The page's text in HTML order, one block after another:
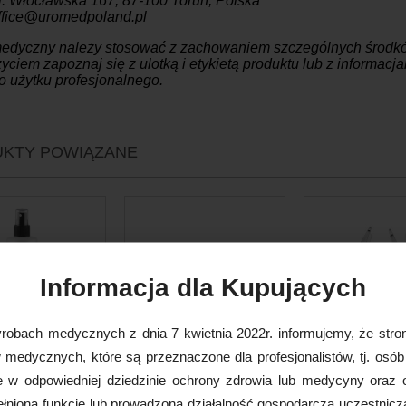
należy stosować z zachowaniem szczególnych
zapoznaj się z ulotką i etykietą produktu lub z
użytku profesjonalnego.
POWIĄZANE
płyn do
rąk i skóry,...
Podkład higieniczny,
podfoliowany 2W MIDI-...
Nożyczki
Lister
Informacja dla Kupujących
medycznych z dnia 7 kwietnia 2022r. informujemy, że
medycznych, które są przeznaczone dla profesjonalistów, tj.
w odpowiedniej dziedzinie ochrony zdrowia lub medycyny